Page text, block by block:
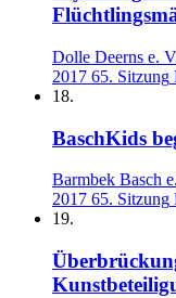
Dolle Deerns e.
2017 65. Sitzung
18.
BaschKids
Barmbek Basch
2017 65. Sitzung
19.